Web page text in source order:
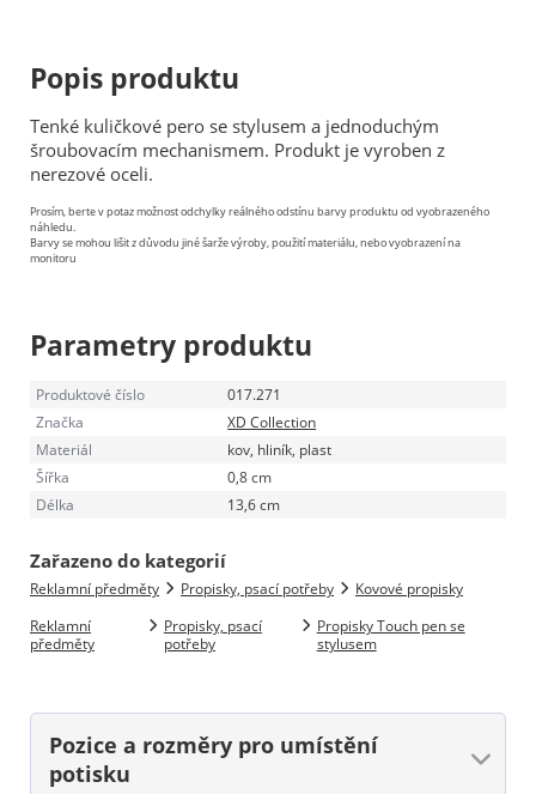
Popis produktu
Tenké kuličkové pero se stylusem a jednoduchým
šroubovacím mechanismem. Produkt je vyroben z
nerezové oceli.
Prosím, berte v potaz možnost odchylky reálného odstínu barvy produktu od vyobrazeného
náhledu.
Barvy se mohou lišit z důvodu jiné šarže výroby, použití materiálu, nebo vyobrazení na
monitoru
Parametry produktu
Produktové číslo
017.271
Značka
XD Collection
Materiál
kov, hliník, plast
Šířka
0,8 cm
Délka
13,6 cm
Zařazeno do kategorií
Reklamní předměty Propisky, psací potřeby
Kovové propisky
Reklamní
předměty
Propisky, psací
potřeby
Propisky Touch pen se
stylusem
Pozice a rozměry pro umístění
potisku